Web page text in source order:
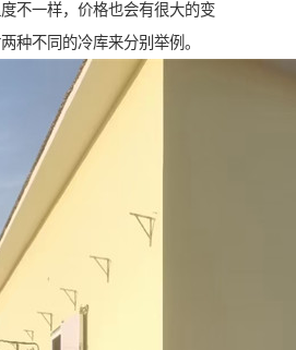
不一样，价格也会有很大的变
种不同的冷库来分别举例。